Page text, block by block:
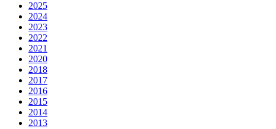
2025
2024
2023
2022
2021
2020
2018
2017
2016
2015
2014
2013